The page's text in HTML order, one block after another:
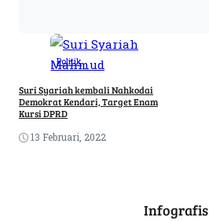
Politik
Suri Syariah kembali Nahkodai
Demokrat Kendari, Target Enam
Kursi DPRD
13 Februari, 2022
Infografis